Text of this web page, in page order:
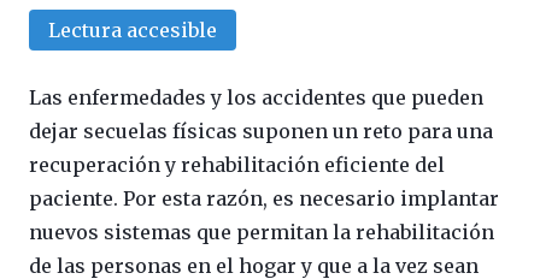
Lectura accesible
Las enfermedades y los accidentes que pueden
dejar secuelas físicas suponen un reto para una
recuperación y rehabilitación eficiente del
paciente. Por esta razón, es necesario implantar
nuevos sistemas que permitan la rehabilitación
de las personas en el hogar y que a la vez sean